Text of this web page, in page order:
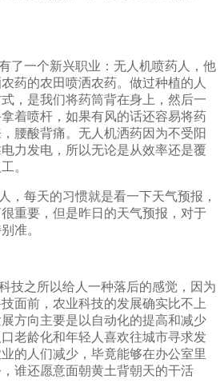
了一个新兴职业：无人机喷药人，他
药的农田喷洒农药。做过种植的人
，是我们将药筒背在身上，然后一
着喷杆，如果有风的话还容易将药
腰酸背痛。无人机洒药因为不受阳
力发电，所以无论是从效率还是覆
。
，每天的习惯就是看一下天气预报，
重要，但是昨日的天气预报，对于
准。
技之所以给人一种落后的感觉，因为
面前，农业科技的发展确实比不上
方向主要是以自动化的提高和减少
老龄化和年轻人喜欢往城市寻求发
的人们减少，毕竟能够在办公室里
谁还愿意面朝黄土背朝天的干活